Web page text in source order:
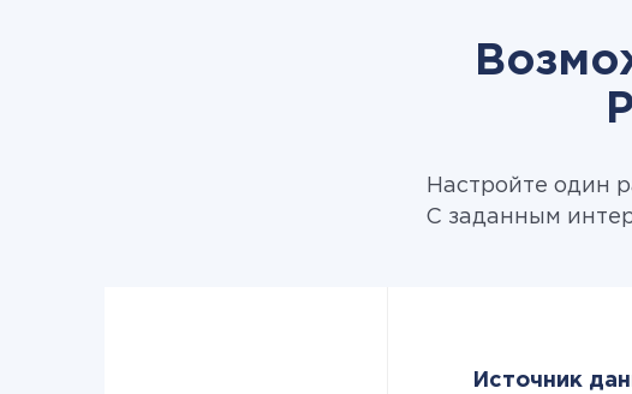
Настройте один
С заданным
Источник